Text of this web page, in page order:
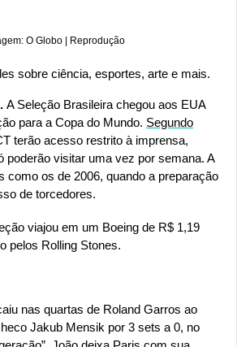
O Globo | Reprodução
sobre ciência, esportes, arte e mais.
A Seleção Brasileira chegou aos EUA
para a Copa do Mundo. Segundo
terão acesso restrito à imprensa,
poderão visitar uma vez por semana. A
como os de 2006, quando a preparação
de torcedores.
viajou em um Boeing de R$ 1,19
pelos Rolling Stones.
nas quartas de Roland Garros ao
Jakub Mensik por 3 sets a 0, no